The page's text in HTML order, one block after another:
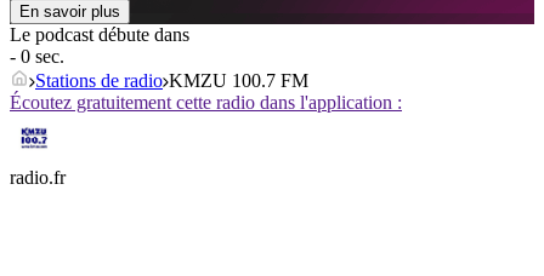
En savoir plus
Le podcast débute dans
- 0 sec.
Stations de radio KMZU 100.7 FM
Écoutez gratuitement cette radio dans l'application :
radio.fr